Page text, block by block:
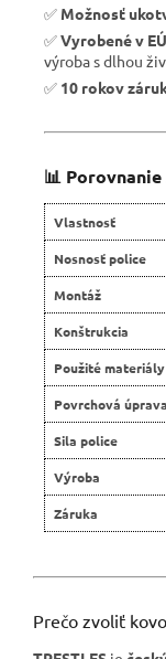
✅ Možnosť
✅Vyrobené v EÚ
výroba s dlhou
✅ 10 rokov
📊
Vlastnosť
Nosnosť police
Montáž
Konštrukcia
Použité materiály
Povrchová úprava
Sila police
Výroba
Záruka
Prečo zvoliť